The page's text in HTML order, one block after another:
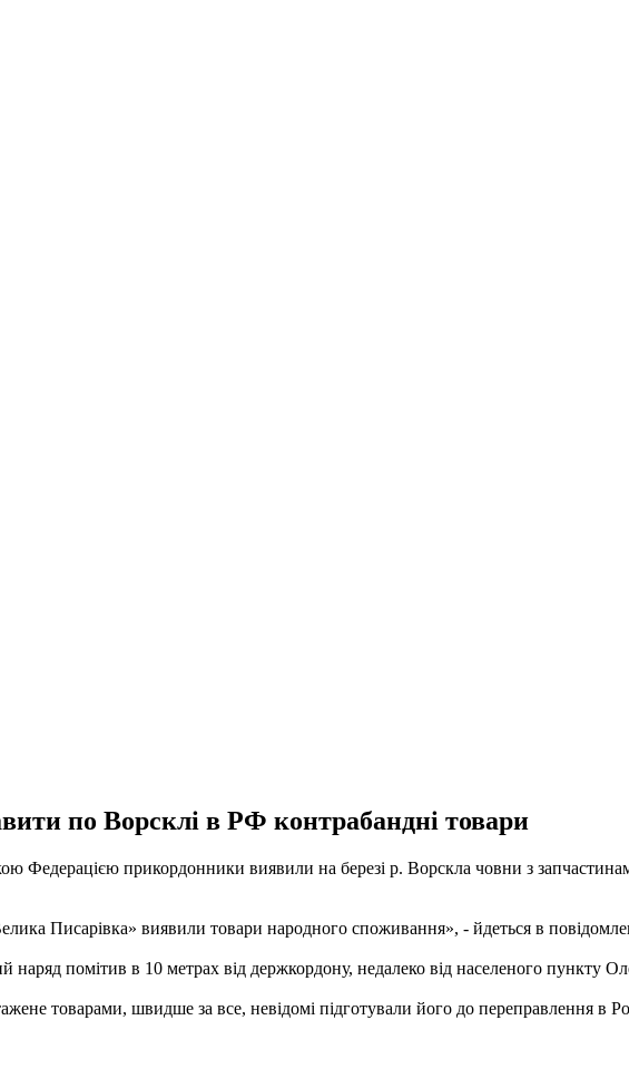
по Ворсклі в РФ контрабандні товари
Федерацією прикордонники виявили на березі р. Ворскла човни з
Писарівка» виявили товари народного споживання», - йдеться в
наряд помітив в 10 метрах від держкордону, недалеко від населеного пункту
товарами, швидше за все, невідомі підготували його до переправлення в